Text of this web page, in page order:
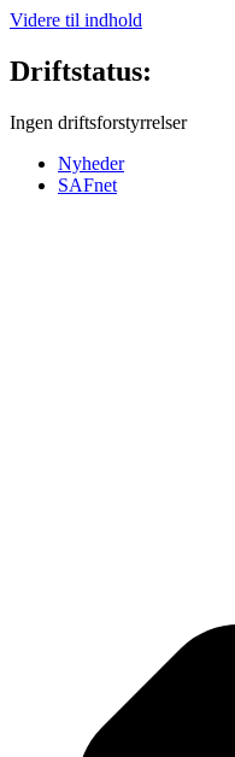
Videre til indhold
Driftstatus:
Ingen driftsforstyrrelser
Nyheder
SAFnet